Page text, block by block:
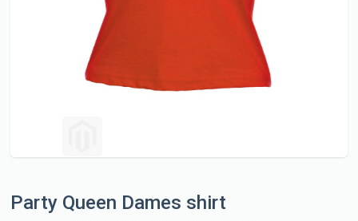
Party Queen Dames shirt